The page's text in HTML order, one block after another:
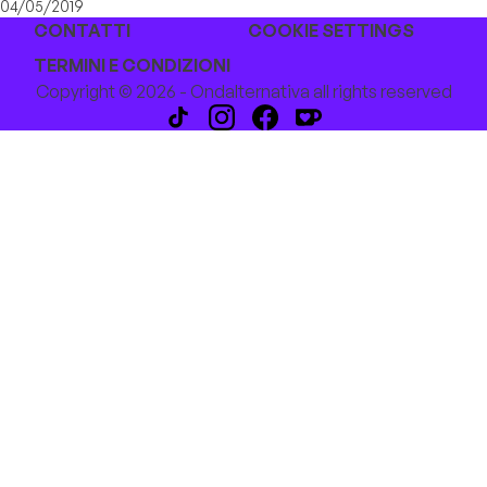
04/05/2019
CONTATTI
COOKIE SETTINGS
TERMINI E CONDIZIONI
Copyright © 2026 - Ondalternativa all rights reserved